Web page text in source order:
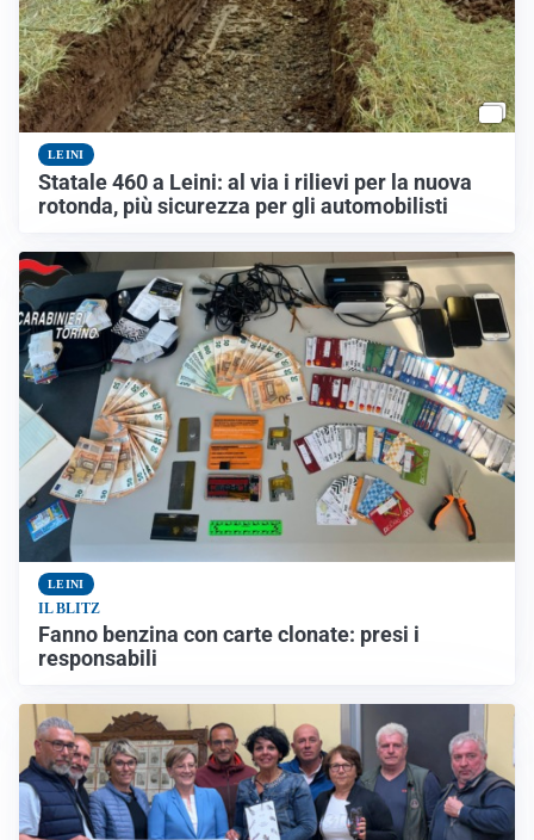
LEINI
Statale 460 a Leini: al via i rilievi per la nuova
rotonda, più sicurezza per gli automobilisti
LEINI
IL BLITZ
Fanno benzina con carte clonate: presi i
responsabili